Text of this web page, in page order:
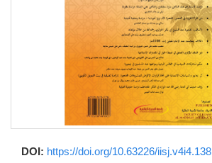
DOI: https://doi.org/10.63226/iisj.v4i4.138